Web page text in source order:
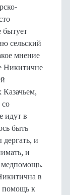
сельский
мнение
Никитичне
идут в
быть
и
и
медпомощь.
в
помощь к